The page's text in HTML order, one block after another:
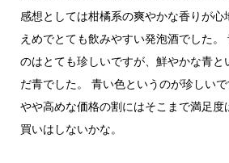
感想としては柑橘系の爽やかな香りが心
えめでとても飲みやすい発泡酒でした。
のはとても珍しいですが、鮮やかな青と
だ青でした。 青い色というのが珍しい
やや高めな価格の割にはそこまで満足度
買いはしないかな。